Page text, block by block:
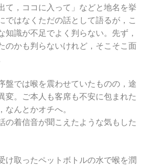
て，ココに入って」などと地名を挙
ではなくただの話として語るが，こ
知識が不足でよく判らない。先ず，
のかも判らないけれど，そこそこ面
盤では喉を震わせていたものの，途
変。ご本人も客席も不安に包まれた
なんとかオチへ。
の着信音が聞こえたような気もした
け取ったペットボトルの水で喉を潤